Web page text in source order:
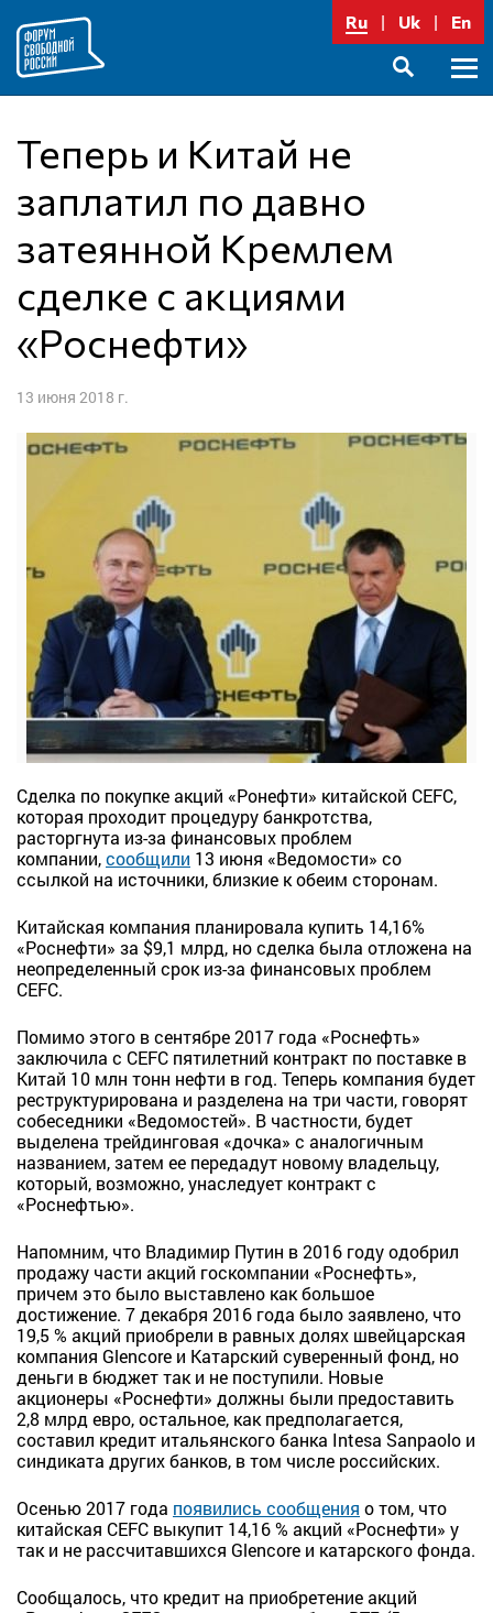
содержимому
Ru Uk En
Теперь и Китай не
заплатил по давно
затеянной Кремлем
сделке с акциями
«Роснефти»
13 июня 2018 г.
Сделка по покупке акций «Ронефти» китайской CEFC,
которая проходит процедуру банкротства,
расторгнута из-за финансовых проблем
компании,сообщили 13 июня «Ведомости» со
ссылкой на источники, близкие к обеим сторонам.
Китайская компания планировала купить 14,16%
«Роснефти» за $9,1 млрд, но сделка была отложена на
неопределенный срок из-за финансовых проблем
CEFC.
Помимо этого в сентябре 2017 года «Роснефть»
заключила с CEFC пятилетний контракт по поставке в
Китай 10 млн тонн нефти в год. Теперь компания будет
реструктурирована и разделена на три части, говорят
собеседники «Ведомостей». В частности, будет
выделена трейдинговая «дочка» с аналогичным
названием, затем ее передадут новому владельцу,
который, возможно, унаследует контракт с
«Роснефтью».
Напомним, что Владимир Путин в 2016 году одобрил
продажу части акций госкомпании «Роснефть»,
причем это было выставлено как большое
достижение. 7 декабря 2016 года было заявлено, что
19,5 % акций приобрели в равных долях швейцарская
компания Glencore и Катарский суверенный фонд, но
деньги в бюджет так и не поступили. Новые
акционеры «Роснефти» должны были предоставить
2,8 млрд евро, остальное, как предполагается,
составил кредит итальянского банка Intesa Sanpaolo и
синдиката других банков, в том числе российских.
Осенью 2017 года появились сообщения о том, что
китайская CEFC выкупит 14,16 % акций «Роснефти» у
так и не рассчитавшихся Glencore и катарского фонда.
Сообщалось, что кредит на приобретение акций